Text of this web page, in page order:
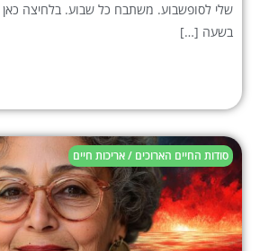
בשעה […]
סודות החיים הארוכים / אריכות חיים